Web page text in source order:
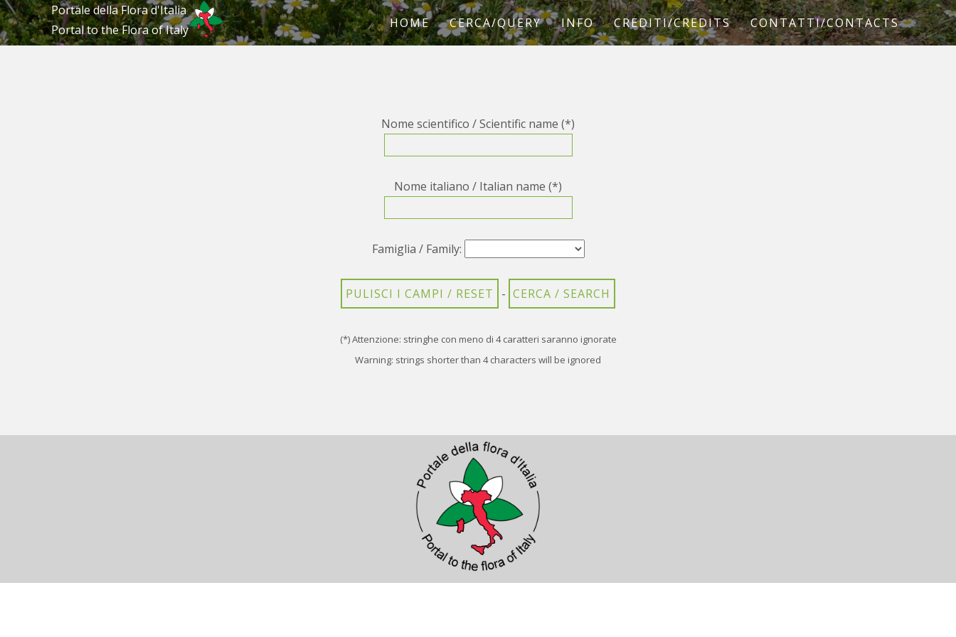
Portale della Flora d'Italia
Portal to the Flora of Italy
HOME CERCA/QUERY INFO CREDITI/CREDITS CONTATTI/CONTACTS
Nome scientifico / Scientific name (*)
Nome italiano / Italian name (*)
Famiglia / Family:
-
(*) Attenzione: stringhe con meno di 4 caratteri saranno ignorate
Warning: strings shorter than 4 characters will be ignored